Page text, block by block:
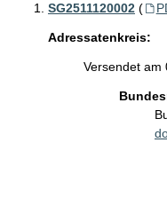
SG2511120002 (
Adressatenkreis:
Versendet am